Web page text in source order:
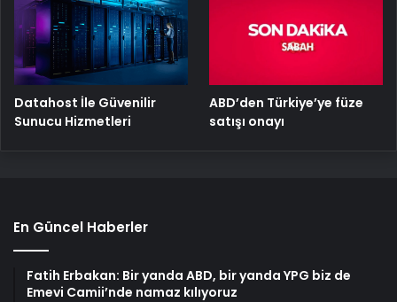
Datahost İle Güvenilir
Sunucu Hizmetleri
ABD’den Türkiye’ye füze
satışı onayı
En Güncel Haberler
Fatih Erbakan: Bir yanda ABD, bir yanda YPG biz de
Emevi Camii’nde namaz kılıyoruz